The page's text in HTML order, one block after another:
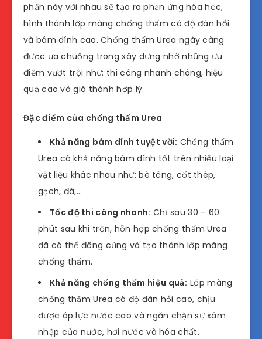
phần này với nhau sẽ tạo ra phản ứng hóa học,
hình thành lớp màng chống thấm có độ đàn hồi
và bám dính cao. Chống thấm Urea ngày càng
được ưa chuộng trong xây dựng nhờ những ưu
điểm vượt trội như: thi công nhanh chóng, hiệu
quả cao và giá thành hợp lý.
Đặc điểm của chống thấm Urea
Khả năng bám dính tuyệt vời: Chống thấm
Urea có khả năng bám dính tốt trên nhiều loại
vật liệu khác nhau như: bê tông, cốt thép,
gạch, đá,…
Tốc độ thi công nhanh: Chỉ sau 30 – 60
phút sau khi trộn, hỗn hợp chống thấm Urea
đã có thể đông cứng và tạo thành lớp màng
chống thấm.
Khả năng chống thấm hiệu quả: Lớp màng
chống thấm Urea có độ đàn hồi cao, chịu
được áp lực nước cao và ngăn chặn sự xâm
nhập của nước, hơi nước và hóa chất.